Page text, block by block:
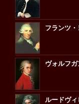
フランツ
ヴォルフ
ルードヴ